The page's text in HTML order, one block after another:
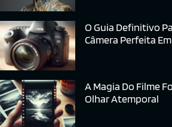
O Guia Definitivo
Câmera Perfeita
A Magia Do Filme
Olhar Atemporal